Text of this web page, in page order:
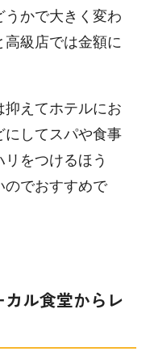
かで大きく変わ
高級店では金額に
えてホテルにお
にしてスパや食事
をつけるほう
のでおすすめで
ル食堂からレ